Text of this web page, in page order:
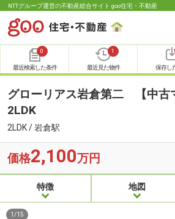
NTTグループ運営の不動産総合サイト goo住宅・不動産
0
最近検索した条件
1
最近見た物件 保存し
グローリアス岩倉第二 【中古
2LDK
2LDK / 岩倉駅
価格2,100万円
特徴 地図
1 /15